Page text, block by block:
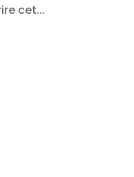
cet...